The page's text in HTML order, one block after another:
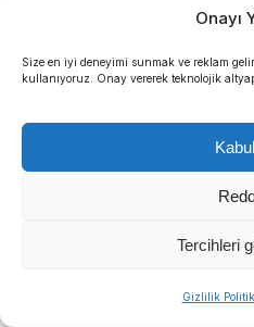
Onayı
Size en iyi deneyimi sunmak ve reklam
kullanıyoruz. Onay vererek teknolojik
Tercihleri
Gizlilik
BUCA BELEDIYESI HAZINE